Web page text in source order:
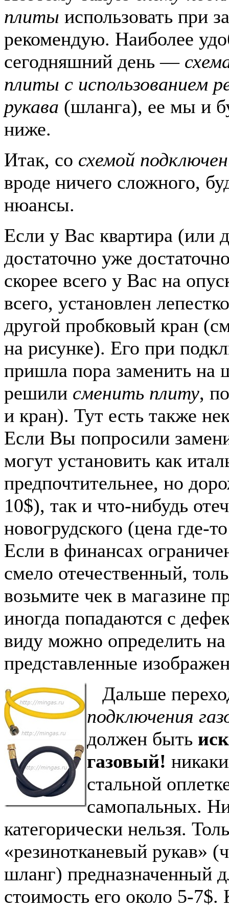
плиты использовать при
рекомендую. Наиболее
сегодняшний день —
плиты с использованием
рукава (шланга), ее мы и
ниже.
Итак, со схемой
вроде ничего сложного,
нюансы.
Если у Вас квартира (или
достаточно уже
скорее всего у Вас на
всего, установлен
другой пробковый кран
на рисунке). Его при
пришла пора заменить на
решили сменить плиту,
и кран). Тут есть также
Если Вы попросили
могут установить как
предпочтительнее, но
10$), так и что-нибудь
новогрудского (цена где-
Если в финансах
смело отечественный,
возьмите чек в магазине
иногда попадаются с
виду можно определить на
представленные
Дальше
подключения
должен быть
газовый!
стальной
самопальных.
категорически нельзя.
«резинотканевый рукав»
шланг) предназначенный
стоимость его около 5-